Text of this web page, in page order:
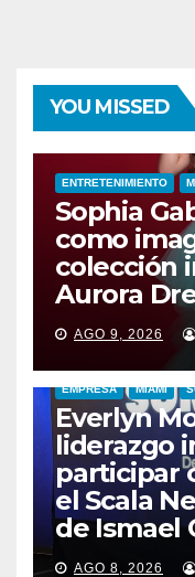
YOU MISSED
ENTRETENIMIENTO
Sophia
como
colección
Aurora
AGO 9, 2026
EMPRESA MIAMI
Everlyn
liderazgo
participar
el Scala
de Ismael
AGO 8, 2026